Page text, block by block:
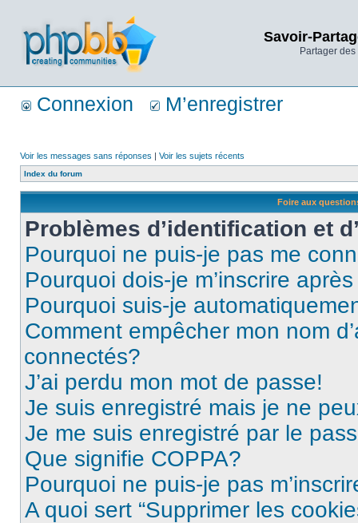
Savoir-
Partager
Connexion M’enregistrer
Voir les messages sans réponses | Voir les sujets récents
Index du forum
Foire aux
Problèmes d’identification et
Pourquoi ne puis-je pas me
Pourquoi dois-je m’inscrire
Pourquoi suis-je
Comment empêcher mon nom
connectés?
J’ai perdu mon mot de passe!
Je suis enregistré mais je ne
Je me suis enregistré par le
Que signifie COPPA?
Pourquoi ne puis-je pas
A quoi sert “Supprimer les